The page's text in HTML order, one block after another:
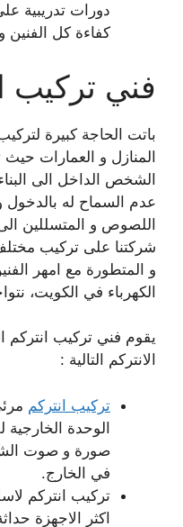
دورات تدريبية
كفاءة كل الفنين و
فني تركيب
باتت الحاجة كبيرة
المنازل و العمارات
الشخص الداخل الى
عدم السماح له بالدخول
اللصوص و المتسللين
شركتنا على تركيب مختلف
و المتطورة مع امهر
الكهرباء في الكويت،
يقوم فني تركيب
الانتركم التالية :
تركيب انتركم
الوحدة الخارجية
صورة و صوت
في الخارج.
تركيب انتركم
اكثر الاجهزة